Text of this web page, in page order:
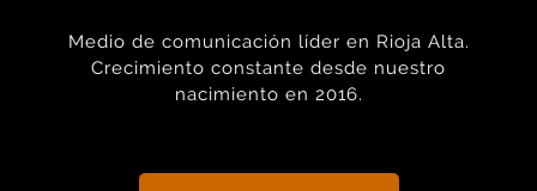
Medio de comunicación líder en Rioja Alta.
Crecimiento constante desde nuestro
nacimiento en 2016.